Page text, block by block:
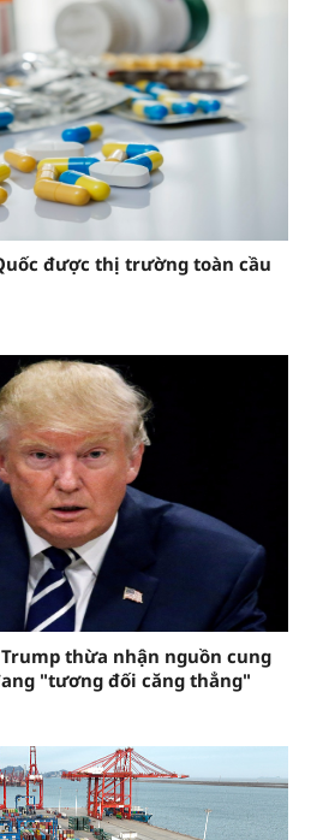
được thị trường toàn cầu
thừa nhận nguồn cung
"tương đối căng thẳng"